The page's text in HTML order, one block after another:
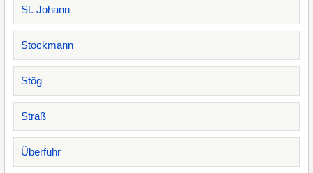
St. Johann
Stockmann
Stög
Straß
Überfuhr